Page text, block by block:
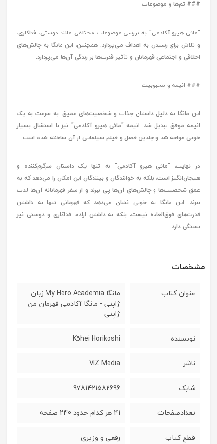
### تم‌ها و موضوعات
"مائی هیرو آکادمی" به بررسی موضوعات مختلفی مانند دوستی، فداکاری،
و تلاش برای رسیدن به اهداف می‌پردازد. همچنین، این مانگا به چالش‌های
اخلاقی و اجتماعی قهرمانان و تأثیر قدرت‌ها بر زندگی آن‌ها می‌پردازد.
### انیمه و محبوبیت
این مانگا به دلیل داستان جذاب و شخصیت‌های عمیق، به سرعت به یک
انیمه موفق تبدیل شد. انیمه "مائی هیرو آکادمی" نیز با استقبال بسیار
خوبی مواجه شد و چندین فصل و فیلم سینمایی از آن ساخته شده است.
در نهایت، "مائی هیرو آکادمی" نه تنها یک داستان سرگرم‌کننده و
هیجان‌انگیز است، بلکه به خوانندگان و بینندگان این امکان را می‌دهد که به
عمق شخصیت‌ها و چالش‌های آن‌ها پی ببرند و از سفر قهرمانانه آن‌ها لذت
ببرند. این مانگا به خوبی نشان می‌دهد که قهرمانی تنها به داشتن
قدرت‌های فوق‌العاده نیست، بلکه به داشتن اراده، فداکاری و دوستی نیز
بستگی دارد.
مشخصات
عنوان کتاب
مانگا My Hero Academia زبان
ژاپنی - مانگا آکادمی قهرمان من
ژاپنی
نویسنده Kōhei Horikoshi
ناشر VIZ Media
شابک 9781421582696
تعدادصفحات 41 هر کدام حدود 240 صفحه
قطع کتاب رقعی و وزیری